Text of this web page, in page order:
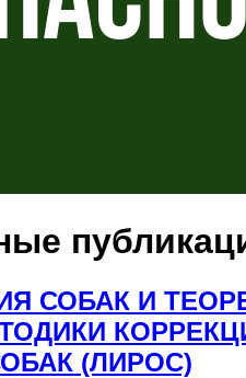
СОБАК И
(ЛИРОС)